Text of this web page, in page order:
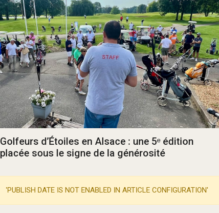
Golfeurs d’Étoiles en Alsace : une 5ᵉ édition
placée sous le signe de la générosité
'PUBLISH DATE IS NOT ENABLED IN ARTICLE CONFIGURATION'